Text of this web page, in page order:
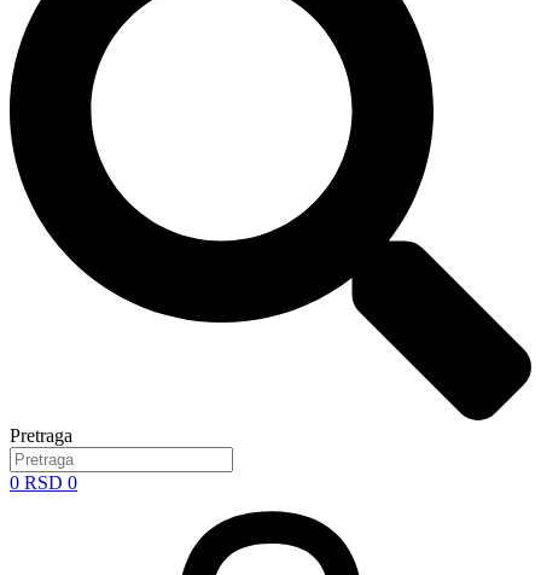
Pretraga
0 RSD 0